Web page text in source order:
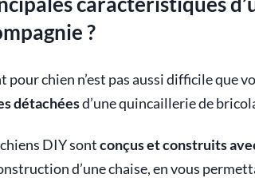
?
chien n’est pas aussi difficile que
détachéesd’une quincaillerie de
DIY sontconçus et construits
d’une chaise, en vous